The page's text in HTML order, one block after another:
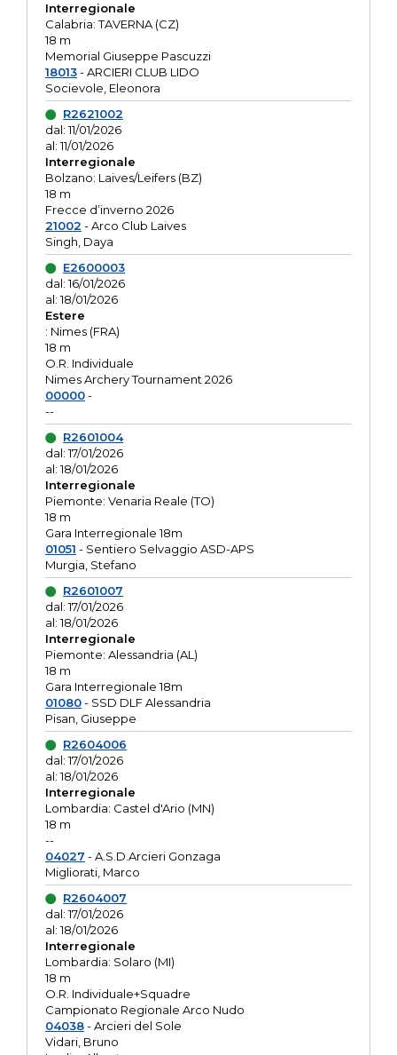
Interregionale
Calabria: TAVERNA (CZ)
18 m
Memorial Giuseppe Pascuzzi
18013- ARCIERI CLUB LIDO
Socievole, Eleonora
R2621002
dal: 11/01/2026
al: 11/01/2026
Interregionale
Bolzano: Laives/Leifers (BZ)
18 m
Frecce d’inverno 2026
21002 - Arco Club Laives
Singh, Daya
E2600003
dal: 16/01/2026
al: 18/01/2026
Estere
: Nimes (FRA)
18 m
O.R. Individuale
Nimes Archery Tournament 2026
00000-
--
R2601004
dal: 17/01/2026
al: 18/01/2026
Interregionale
Piemonte: Venaria Reale (TO)
18 m
Gara Interregionale 18m
01051 - Sentiero Selvaggio ASD-APS
Murgia, Stefano
R2601007
dal: 17/01/2026
al: 18/01/2026
Interregionale
Piemonte: Alessandria (AL)
18 m
Gara Interregionale 18m
01080- SSD DLF Alessandria
Pisan, Giuseppe
R2604006
dal: 17/01/2026
al: 18/01/2026
Interregionale
Lombardia: Castel d'Ario (MN)
18 m
--
04027 - A.S.D.Arcieri Gonzaga
Migliorati, Marco
R2604007
dal: 17/01/2026
al: 18/01/2026
Interregionale
Lombardia: Solaro (MI)
18 m
O.R. Individuale+Squadre
Campionato Regionale Arco Nudo
04038- Arcieri del Sole
Vidari, Bruno